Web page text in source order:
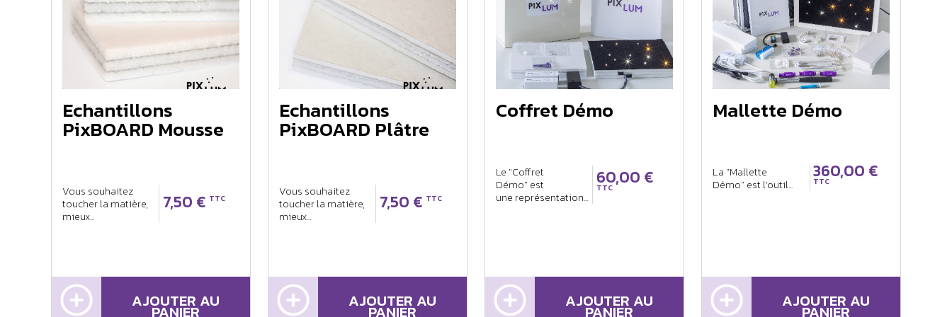
Echantillons
PixBOARD Mousse
Vous souhaitez
toucher la matière,
mieux...
7,50 € TTC
AJOUTER AU
PANIER
Echantillons
PixBOARD Plâtre
Vous souhaitez
toucher la matière,
mieux...
7,50 € TTC
AJOUTER AU
PANIER
Coffret Démo
Le "Coffret
Démo" est
une représentation...
60,00 €
TTC
AJOUTER AU
PANIER
Mallette Démo
La "Mallette
Démo" est l’outil...
360,00 €
TTC
AJOUTER AU
PANIER